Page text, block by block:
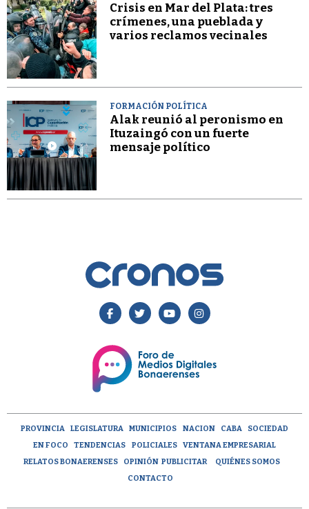
Crisis en Mar del Plata: tres
crímenes, una pueblada y
varios reclamos vecinales
FORMACIÓN POLÍTICA
Alak reunió al peronismo en
Ituzaingó con un fuerte
mensaje político
PROVINCIA LEGISLATURA MUNICIPIOS NACION CABA
SOCIEDAD
EN FOCO
TENDENCIAS POLICIALES
VENTANA EMPRESARIAL
RELATOS BONAERENSES
OPINIÓN PUBLICITAR
QUIÉNES SOMOS
CONTACTO